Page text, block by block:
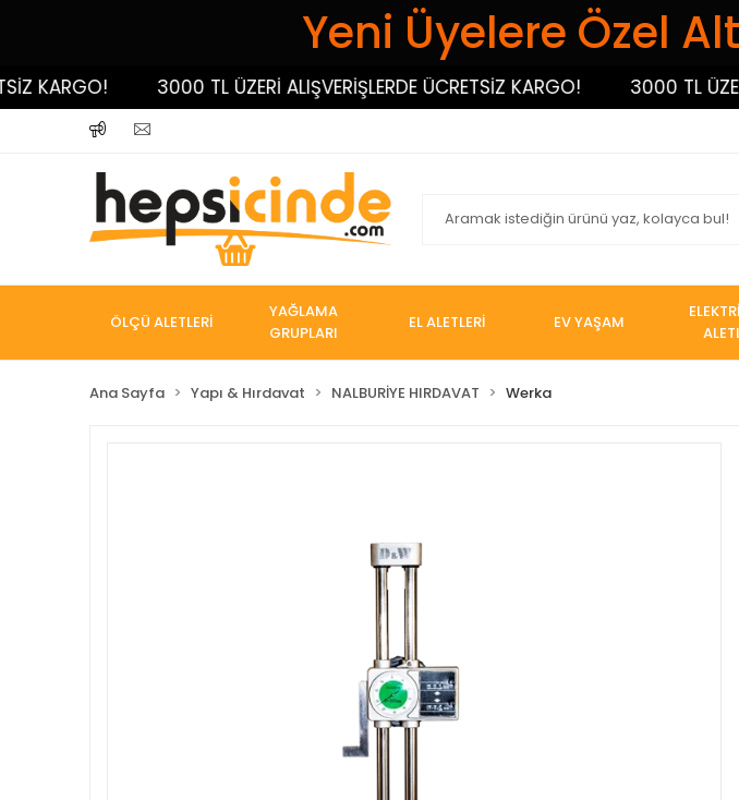
Yeni Üyelere Özel
KARGO! 3000 TL ÜZERİ ALIŞVERİŞLERDE ÜCRETSİZ KARGO! 3000 TL ÜZERİ
ÖLÇÜ ALETLERİ
YAĞLAMA
GRUPLARI
EL ALETLERİ EV YAŞAM
Ana Sayfa Yapı & Hırdavat NALBURİYE HIRDAVAT Werka